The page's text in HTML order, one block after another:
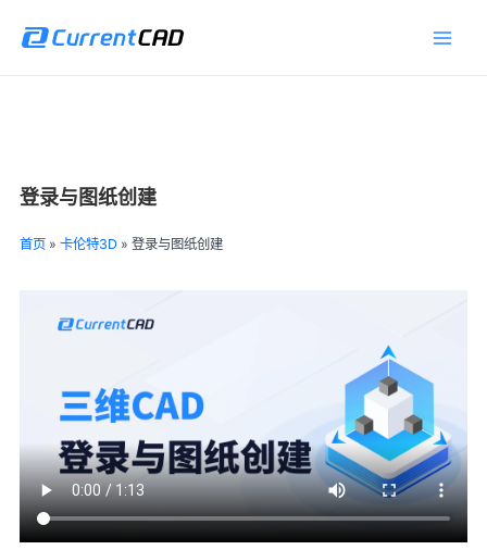
登录与图纸创建
首页» 卡伦特3D» 登录与图纸创建